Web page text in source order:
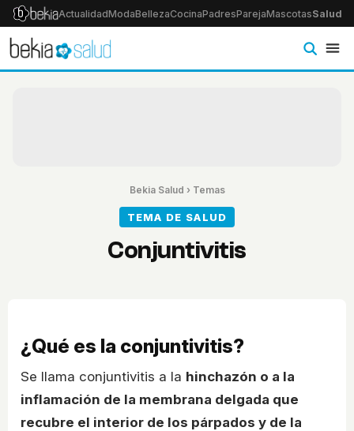
ActualidadModaBellezaCocinaPadresParejaMascotasSalud
Bekia Salud › Temas
TEMA DE SALUD
Conjuntivitis
¿Qué es la conjuntivitis?
Se llama conjuntivitis a la hinchazón o a la
inflamación de la membrana delgada que
recubre el interior de los párpados y de la